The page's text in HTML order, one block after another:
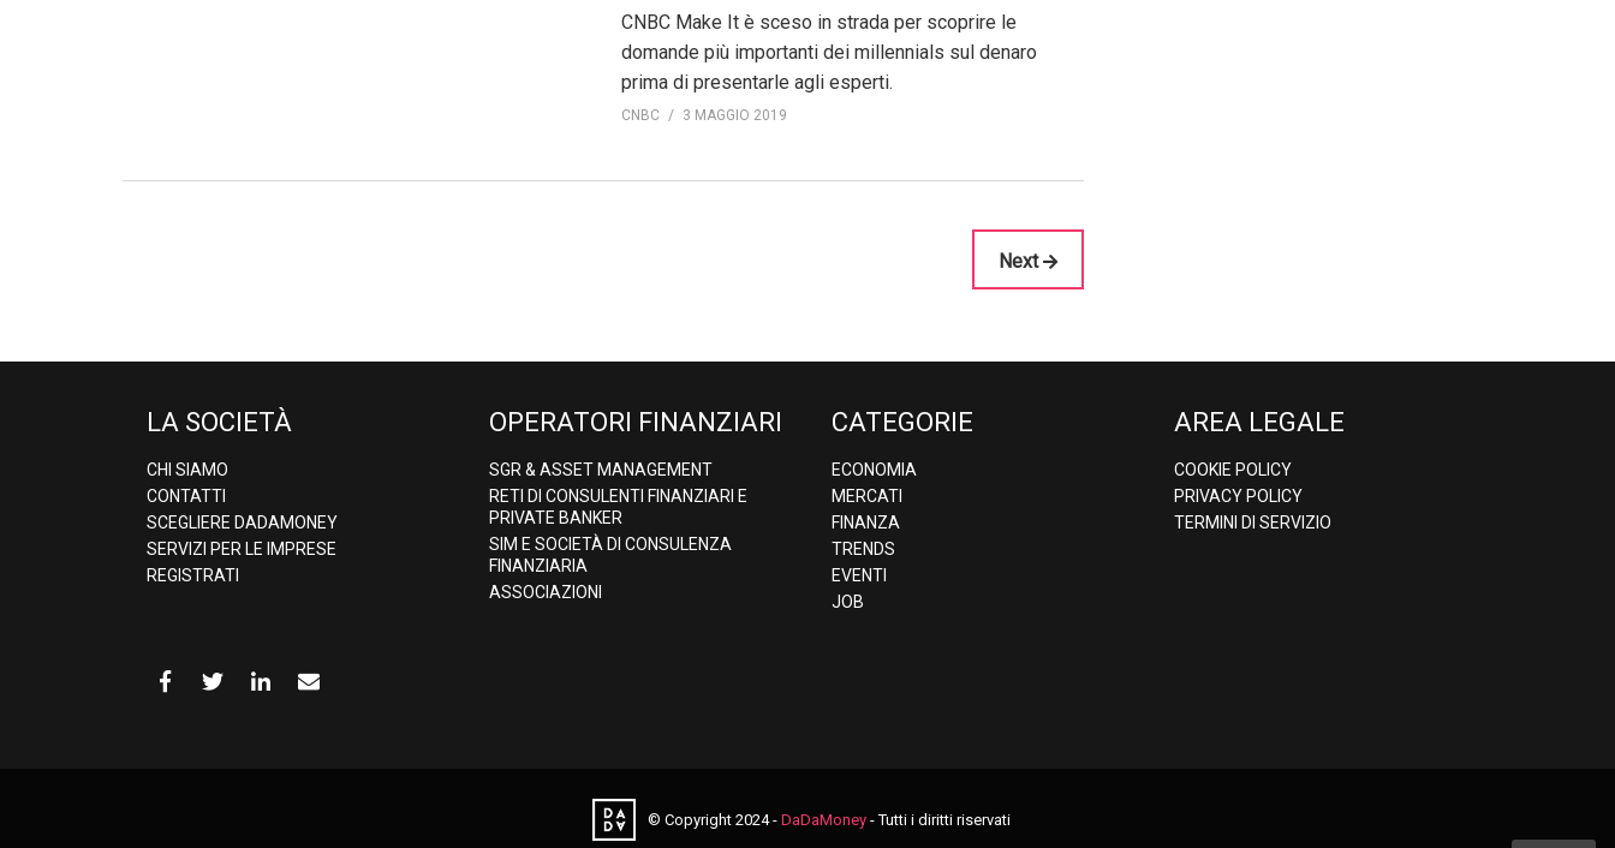
CNBC Make It è sceso in strada per scoprire le
domande più importanti dei millennials sul denaro
prima di presentarle agli esperti.
CNBC 3 MAGGIO 2019
Next
LA SOCIETÀ
CHI SIAMO
CONTATTI
SCEGLIERE DADAMONEY
SERVIZI PER LE IMPRESE
REGISTRATI
OPERATORI FINANZIARI
SGR & ASSET MANAGEMENT
RETI DI CONSULENTI FINANZIARI E
PRIVATE BANKER
SIM E SOCIETÀ DI CONSULENZA
FINANZIARIA
ASSOCIAZIONI
CATEGORIE
ECONOMIA
MERCATI
FINANZA
TRENDS
EVENTI
JOB
AREA LEGALE
COOKIE POLICY
PRIVACY POLICY
TERMINI DI SERVIZIO
© Copyright 2024 -DaDaMoney - Tutti i diritti riservati